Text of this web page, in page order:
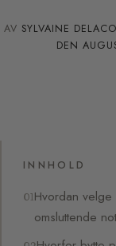
AV SYLVAINE
DEN
INNHOLD
Hvordan
omsluttende